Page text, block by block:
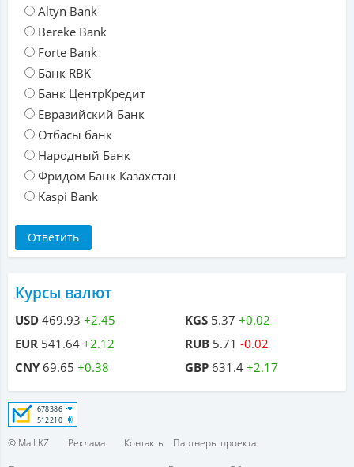
Altyn Bank
Bereke Bank
Forte Bank
Банк RBK
Банк ЦентрКредит
Евразийский Банк
Отбасы банк
Народный Банк
Фридом Банк Казахстан
Kaspi Bank
Курсы валют
USD 469.93 +2.45
EUR 541.64 +2.12
CNY69.65 +0.38
KGS 5.37 +0.02
RUB 5.71 -0.02
GBP 631.4 +2.17
© Mail.KZ Реклама Контакты
Партнеры проекта